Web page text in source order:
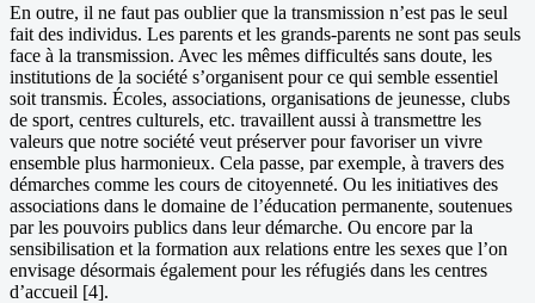
En outre, il ne faut pas oublier que la transmission n’est pas le seul
fait des individus. Les parents et les grands-parents ne sont pas seuls
face à la transmission. Avec les mêmes difficultés sans doute, les
institutions de la société s’organisent pour ce qui semble essentiel
soit transmis. Écoles, associations, organisations de jeunesse, clubs
de sport, centres culturels, etc. travaillent aussi à transmettre les
valeurs que notre société veut préserver pour favoriser un vivre
ensemble plus harmonieux. Cela passe, par exemple, à travers des
démarches comme les cours de citoyenneté. Ou les initiatives des
associations dans le domaine de l’éducation permanente, soutenues
par les pouvoirs publics dans leur démarche. Ou encore par la
sensibilisation et la formation aux relations entre les sexes que l’on
envisage désormais également pour les réfugiés dans les centres
d’accueil [4].